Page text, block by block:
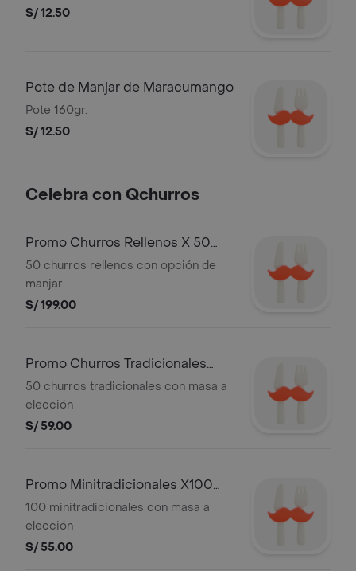
S/ 12.50
Pote de Manjar de Maracumango
Pote 160gr.
S/ 12.50
Celebra con Qchurros
Promo Churros Rellenos X 50
Unid
50 churros rellenos con opción de
manjar.
S/ 199.00
Promo Churros Tradicionales
X50 Unid
50 churros tradicionales con masa a
elección
S/ 59.00
Promo Minitradicionales X100
Unid
100 minitradicionales con masa a
elección
S/ 55.00